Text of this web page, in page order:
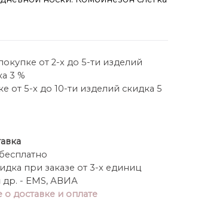
вырезом, обточная без
шве обработана кулиса со
тесьму молнию в среднем шве
на талии в 2-е надстрочные
от 2-х до 5-ти изделий
3 %
от 5-х до 10-ти изделий скидка 5
при заказе от 3-х единиц
др. - EMS, АВИА
доставке и оплате